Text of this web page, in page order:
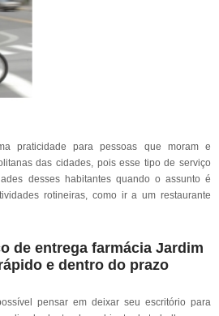
praticidade para pessoas que moram e
das cidades, pois esse tipo de serviço
desses habitantes quando o assunto é
rotineiras, como ir a um restaurante
de entrega farmácia Jardim
e dentro do prazo
pensar em deixar seu escritório para